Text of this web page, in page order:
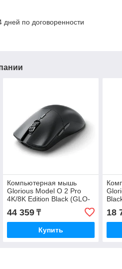
дней по договоренности
Компьютерная мышь
Glorious Model O 2 Pro
4K/8K Edition Black (GLO-
MS-POWV2-4K8K-B)
44 359₸
Купить
18